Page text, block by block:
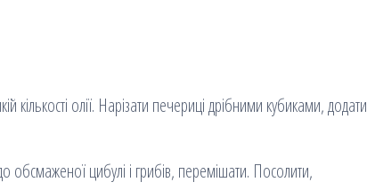
олії. Нарізати печериці дрібними кубиками, додати
обсмаженої цибулі і грибів, перемішати. Посолити,